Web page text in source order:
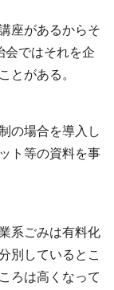
座があるからそ
会ではそれを企
とがある。
の場合を導入し
ト等の資料を事
系ごみは有料化
別しているとこ
ろは高くなって